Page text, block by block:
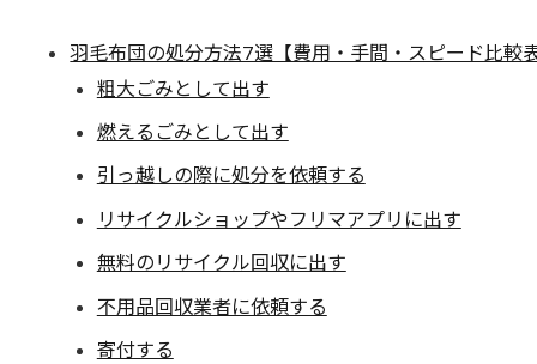
羽毛布団の処分方法7選【費用・手間・スピード比較
粗大ごみとして出す
燃えるごみとして出す
引っ越しの際に処分を依頼する
リサイクルショップやフリマアプリに出す
無料のリサイクル回収に出す
不用品回収業者に依頼する
寄付する